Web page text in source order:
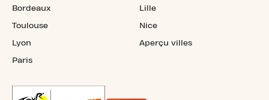
Bordeaux
Toulouse
Lyon
Paris
Lille
Nice
Aperçu villes